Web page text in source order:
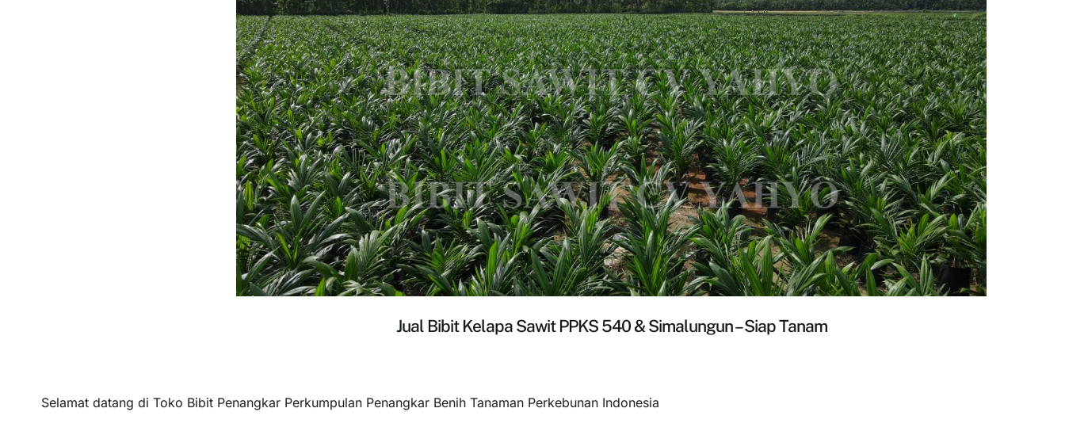
Jual Bibit Kelapa Sawit PPKS 540 & Simalungun – Siap Tanam
Selamat datang di Toko Bibit Penangkar Perkumpulan Penangkar Benih Tanaman Perkebunan Indonesia